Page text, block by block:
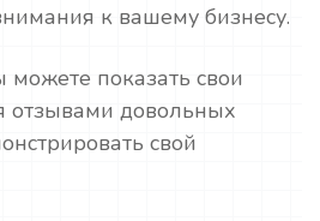
к вашему бизнесу.
показать свои
отзывами довольных
свой